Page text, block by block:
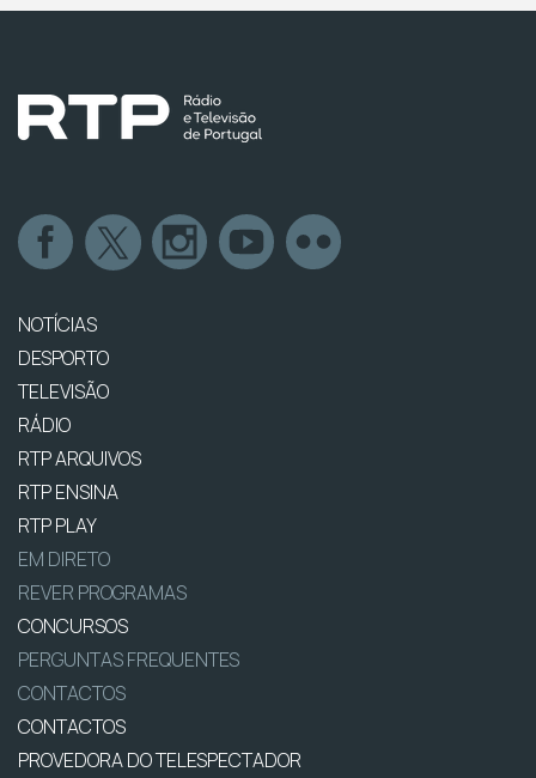
NOTÍCIAS
DESPORTO
TELEVISÃO
RÁDIO
RTP ARQUIVOS
RTP ENSINA
RTP PLAY
EM DIRETO
REVER PROGRAMAS
CONCURSOS
PERGUNTAS FREQUENTES
CONTACTOS
CONTACTOS
PROVEDORA DO TELESPECTADOR